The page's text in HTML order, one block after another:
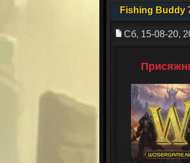
Fishing Buddy
Сб, 15-08-20,